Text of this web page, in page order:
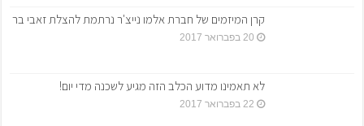
קרן המיזמים של חברת אלמו נייצ'ר נרתמת להצלת זאבי בר
20 בפברואר 2017
לא תאמינו מדוע הכלב הזה מגיע לשכנה מדי יום!
22 בפברואר 2017